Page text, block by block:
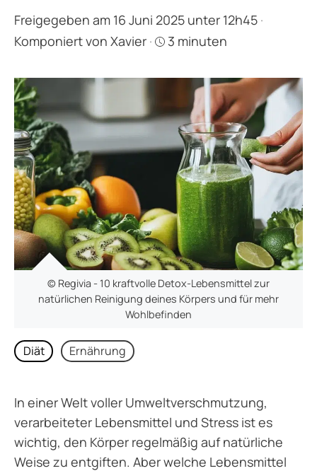
Freigegeben am 16 Juni 2025 unter 12h45 ·
Komponiert von Xavier · 3 minuten
© Regivia - 10 kraftvolle Detox-Lebensmittel zur
natürlichen Reinigung deines Körpers und für mehr
Wohlbefinden
Diät Ernährung
In einer Welt voller Umweltverschmutzung,
verarbeiteter Lebensmittel und Stress ist es
wichtig, den Körper regelmäßig auf natürliche
Weise zu entgiften. Aber welche Lebensmittel